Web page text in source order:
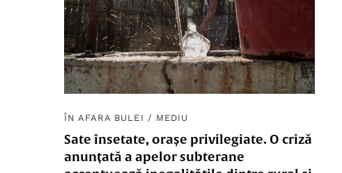
ÎN AFARA BULEI / MEDIU
Sate însetate, orașe privilegiate. O criză
anunțată a apelor subterane